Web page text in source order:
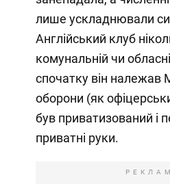
лише ускладнювали
Англійський клуб
комунальній чи
спочатку він належав
оборони (як
був приватизований і
приватні руки.